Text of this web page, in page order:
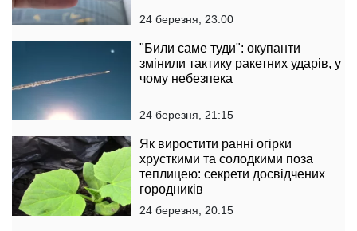
24 березня, 23:00
"Били саме туди": окупанти
змінили тактику ракетних ударів, у
чому небезпека
24 березня, 21:15
Як виростити ранні огірки
хрусткими та солодкими поза
теплицею: секрети досвідчених
городників
24 березня, 20:15